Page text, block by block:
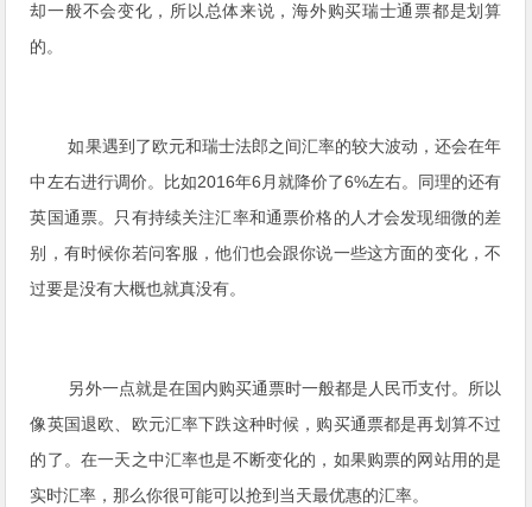
却一般不会变化，所以总体来说，海外购买瑞士通票都是划算
的。
如果遇到了欧元和瑞士法郎之间汇率的较大波动，还会在年
中左右进行调价。比如2016年6月就降价了6%左右。同理的还有
英国通票。只有持续关注汇率和通票价格的人才会发现细微的差
别，有时候你若问客服，他们也会跟你说一些这方面的变化，不
过要是没有大概也就真没有。
另外一点就是在国内购买通票时一般都是人民币支付。所以
像英国退欧、欧元汇率下跌这种时候，购买通票都是再划算不过
的了。在一天之中汇率也是不断变化的，如果购票的网站用的是
实时汇率，那么你很可能可以抢到当天最优惠的汇率。